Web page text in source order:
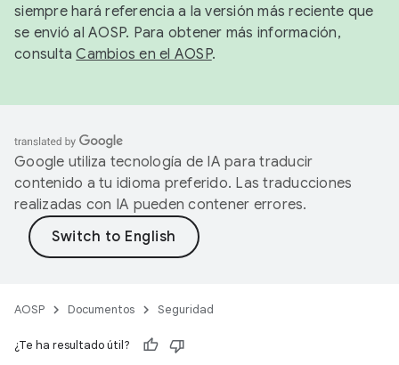
siempre hará referencia a la versión más reciente que
se envió al AOSP. Para obtener más información,
consultaCambios en el AOSP.
Google utiliza tecnología de IA para traducir
contenido a tu idioma preferido. Las traducciones
realizadas con IA pueden contener errores.
AOSP Documentos Seguridad
¿Te ha resultado útil?